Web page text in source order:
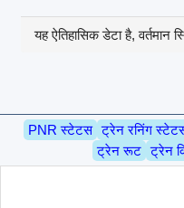
यह ऐतिहासिक डेटा है, वर्तमान
PNR स्टेटस ट्रेन रनिंग
ट्रेन रूट ट्रेन